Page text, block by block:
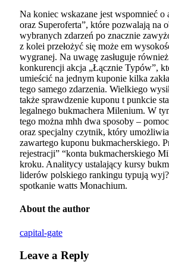
Na koniec wskazane jest wspomnieć o
oraz Superoferta”, które pozwalają na
wybranych zdarzeń po znacznie
z kolei przełożyć się może em
wygranej. Na uwagę zasługuje
konkurencji akcja „Łącznie Typów”,
umieścić na jednym kuponie kilka
tego samego zdarzenia. Wielkiego
także sprawdzenie kuponu t punkcie
legalnego bukmachera Milenium. W
tego można mhh dwa sposoby –
oraz specjalny czytnik, który
zawartego kuponu bukmacherskiego.
rejestracji” “konta bukmacherskiego
kroku. Analitycy ustalający kursy
liderów polskiego rankingu typują
spotkanie watts Monachium.
About the author
capital-gate
Leave a Reply